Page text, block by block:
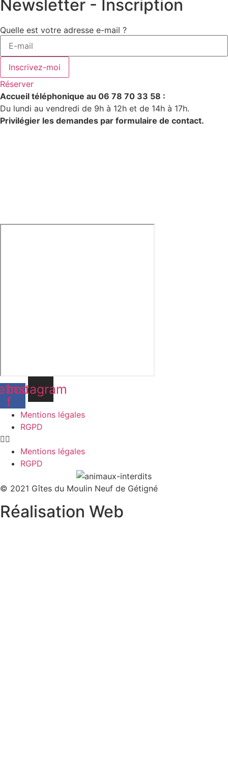
Newsletter - Inscription
Quelle est votre adresse e-mail ?
Inscrivez-moi
Réserver
Accueil téléphonique au 06 78 70 33 58 :
Du lundi au vendredi de 9h à 12h et de 14h à 17h.
Privilégier les demandes par formulaire de contact.
f
Instagram
Mentions légales
RGPD
Mentions légales
RGPD
© 2021 Gîtes du Moulin Neuf de Gétigné
Réalisation Web